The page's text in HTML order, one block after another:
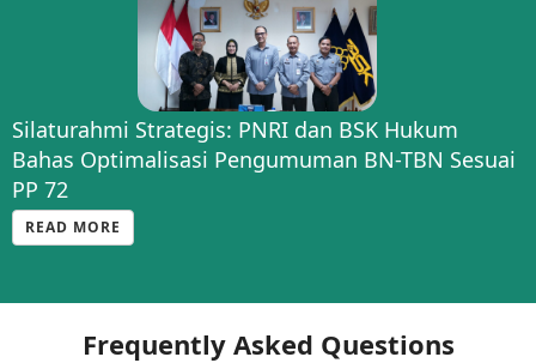
Silaturahmi Strategis: PNRI dan BSK Hukum
Bahas Optimalisasi Pengumuman BN-TBN Sesuai
PP 72
READ MORE
Frequently Asked Questions